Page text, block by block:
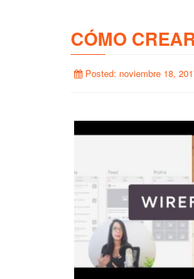
CÓMO
Posted: noviembre 18,